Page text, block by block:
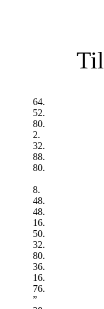
64.
52.
80.
2.
32.
88.
80.
8.
48.
48.
16.
50.
32.
80.
36.
16.
76.
”